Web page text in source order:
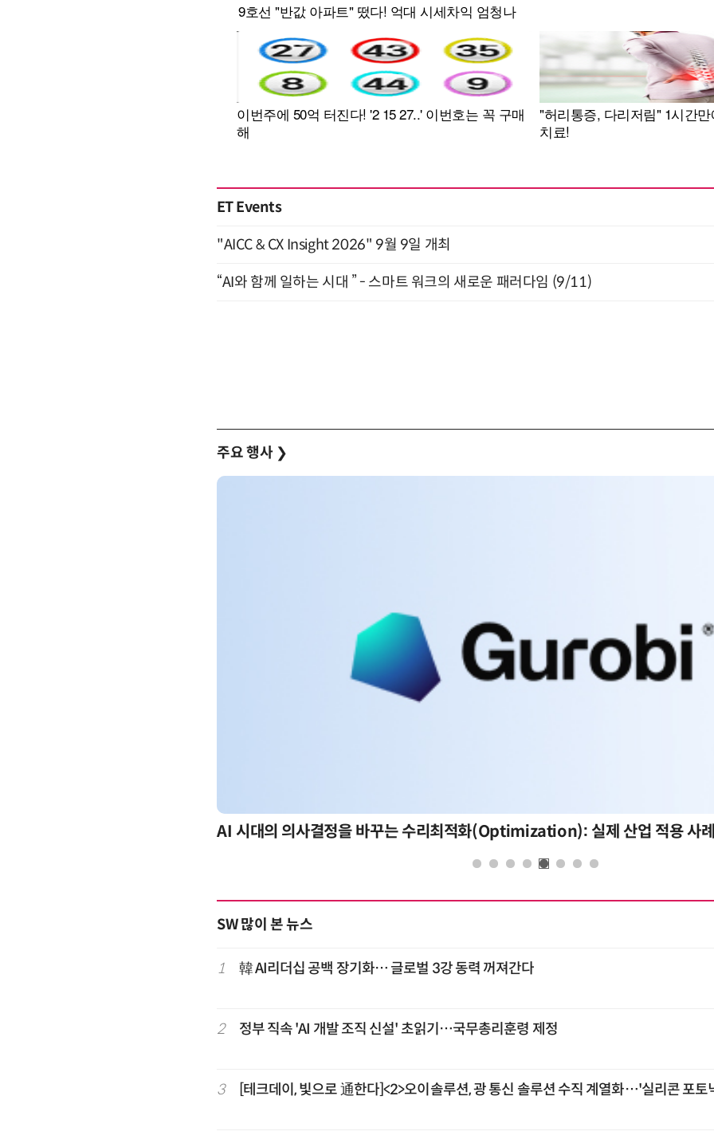
ET Events
"AICC & CX Insight 2026" 9월 9일 개최
“AI와 함께 일하는 시대 ” - 스마트 워크의 새로운 패러다임 (9/11)
주요 행사 ❯
AI 시대의 의사결정을 바꾸는 수리최적화(Optimization): 실제 산업 적용 사
SW 많이 본 뉴스
1 韓 AI리더십 공백 장기화… 글로벌 3강 동력 꺼져간다
2 정부 직속 'AI 개발 조직 신설' 초읽기…국무총리훈령 제정
3 [테크데이, 빛으로 通한다]<2>오이솔루션, 광 통신 솔루션 수직 계열화…'실리콘 포